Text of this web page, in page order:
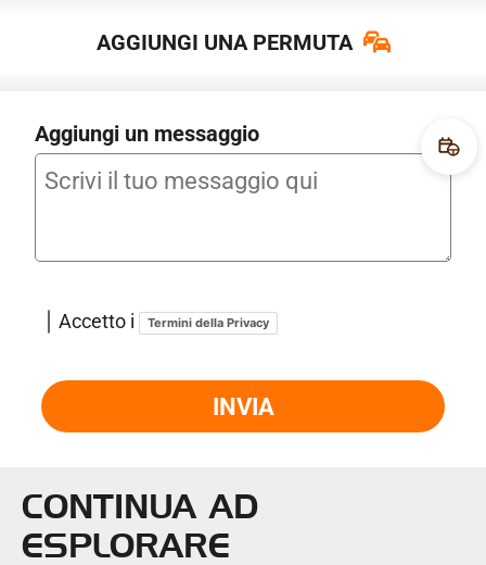
AGGIUNGI UNA PERMUTA
Aggiungi un messaggio
Accetto i Termini della Privacy
INVIA
CONTINUA AD
ESPLORARE